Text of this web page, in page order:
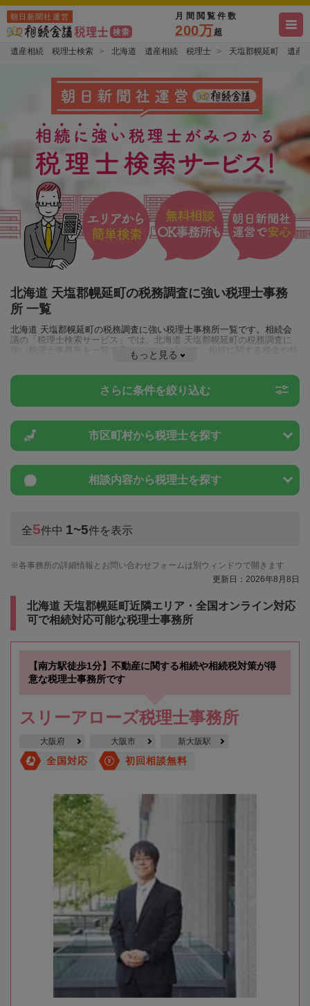
朝日新聞社運営 月間閲覧件数
200万超
遺産相続 税理士検索 北海道 遺産相続 税理士 天塩郡幌延町 遺産
北海道 天塩郡幌延町の税務調査に強い税理士事務
所 一覧
北海道 天塩郡幌延町の税務調査に強い税理士事務所一覧です。相続会
議の「税理士検索サービス」では、北海道 天塩郡幌延町の税務調査に
強い税理士事務所を一覧で見ることが出来ます。相続に関する税金や特
例制度のことは一度近隣の税理士に相談してみましょう。
もっと見る
さらに条件を絞り込む
市区町村から税理士を探す
相談内容から税理士を探す
全5件中 1~5件を表示
各事務所の詳細情報とお問い合わせフォームは別ウィンドウで開きます
更新日：2026年8月8日
北海道 天塩郡幌延町近隣エリア・全国オンライン対応
可で相続対応可能な税理士事務所
【南方駅徒歩1分】不動産に関する相続や相続税対策が得
意な税理士事務所です
スリーアローズ税理士事務所
大阪府 大阪市 新大阪駅
全国対応 初回相談無料